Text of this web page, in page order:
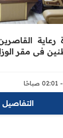
رعاية
في مقر
التفاصيل